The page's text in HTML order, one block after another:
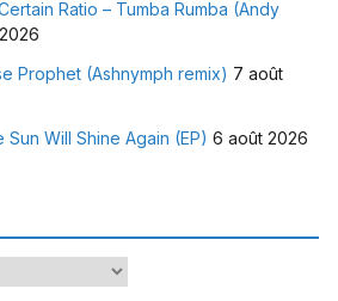
Ratio – Tumba Rumba (Andy
Prophet (Ashnymph remix) 7 août
Will Shine Again (EP) 6 août 2026